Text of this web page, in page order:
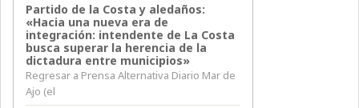
Partido de la Costa y aledaños:
«Hacia una nueva era de
integración: intendente de La Costa
busca superar la herencia de la
dictadura entre municipios»
Regresar a Prensa Alternativa Diario Mar de
Ajo (el